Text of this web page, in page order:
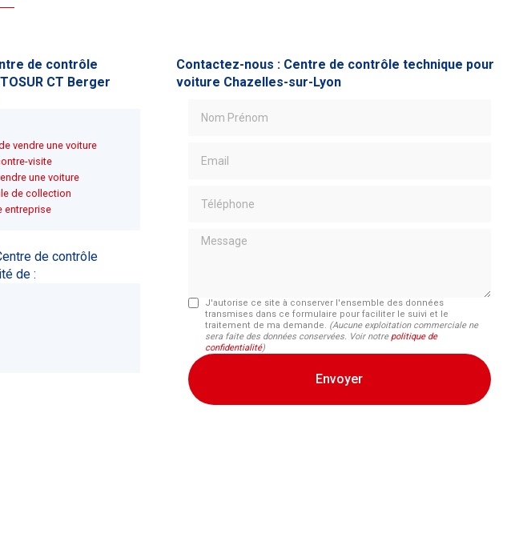
de contrôle
CT Berger
vendre une voiture
visite
une voiture
de collection
entreprise
de contrôle
de :
Contactez-nous : Centre de contrôle technique pour
voiture Chazelles-sur-Lyon
Message
J'autorise ce site à conserver l'ensemble des données
transmises dans ce formulaire pour faciliter le suivi et le
traitement de ma demande. (Aucune exploitation commerciale ne
sera faite des données conservées. Voir notre politique de
confidentialité)